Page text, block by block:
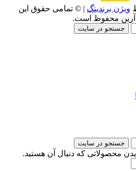
ویژن برندینگ | © تمامی حقوق این
آرین محفوظ است.
جستجو در سایت
جستجو در سایت
محصولاتی که دنبال آن هستید.